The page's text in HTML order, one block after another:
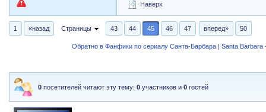
Наверх
1 «назад Страницы 43 44 45 46 47 вперед» 50
Обратно в Фанфики по сериалу Санта-Барбара | Santa Barbara
0 посетителей читают эту тему:0 участников и0 гостей